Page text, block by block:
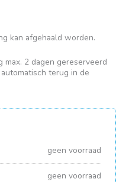
kan afgehaald worden.
2 dagen gereserveerd
terug in de
geen voorraad
geen voorraad